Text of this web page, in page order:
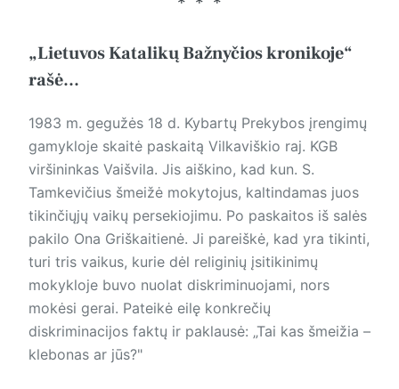
„Lietuvos Katalikų Bažnyčios kronikoje“
rašė...
1983 m. gegužės 18 d. Kybartų Prekybos įrengimų
gamykloje skaitė paskaitą Vilkaviškio raj. KGB
viršininkas Vaišvila. Jis aiškino, kad kun. S.
Tamkevičius šmeižė mokytojus, kaltindamas juos
tikinčiųjų vaikų persekiojimu. Po paskaitos iš salės
pakilo Ona Griškaitienė. Ji pareiškė, kad yra tikinti,
turi tris vaikus, kurie dėl religinių įsitikinimų
mokykloje buvo nuolat diskriminuojami, nors
mokėsi gerai. Pateikė eilę konkrečių
diskriminacijos faktų ir paklausė: „Tai kas šmeižia –
klebonas ar jūs?"